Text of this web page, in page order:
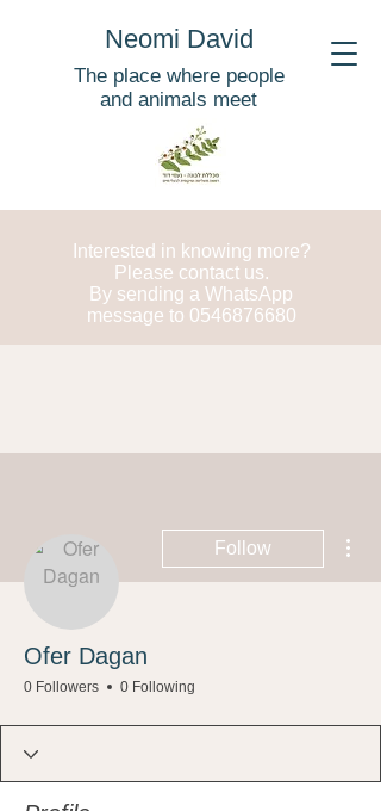
Neomi David
The place where people
and animals meet
Interested in knowing more?
Please contact us.
By sending a WhatsApp
message to 0546876680
Follow
Ofer Dagan
0 Followers 0 Following